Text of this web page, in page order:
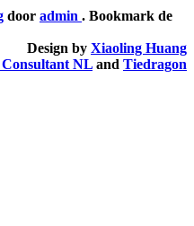
door admin . Bookmark de
Design by Xiaoling Huang
NL and Tiedragon